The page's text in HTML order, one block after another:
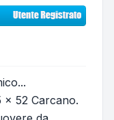
x 52 Carcano.